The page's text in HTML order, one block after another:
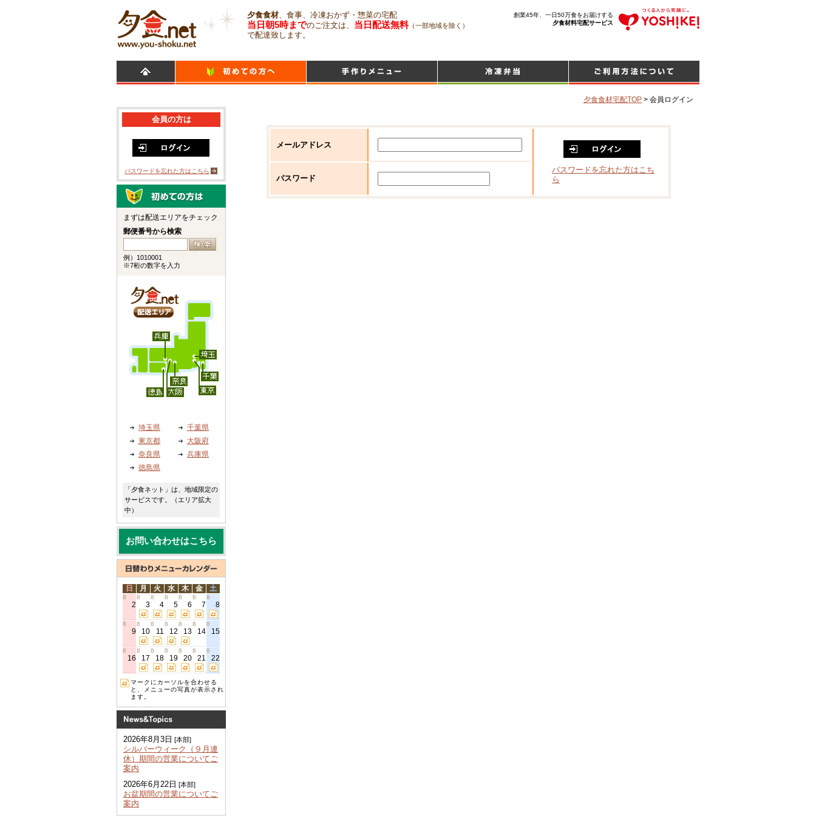
夕食食材、食事、冷凍おかず・惣菜の宅配
当日朝5時までのご注文は、 当日配送無料（一部地域を除く）
で配達致します。
創業45年、一日50万食をお届けする
夕食材料宅配サービス
夕食食材宅配TOP > 会員ログイン
メールアドレス
パスワードを忘れた方はこち
ら
パスワード
会員の方は
パスワードを忘れた方はこちら
まずは配送エリアをチェック
郵便番号から検索
例）1010001
※7桁の数字を入力
埼玉県
千葉県
東京都
大阪府
奈良県
兵庫県
徳島県
「夕食ネット」は、地域限定の
サービスです。（エリア拡大
中）
お問い合わせはこちら
日 月 火 水 木 金 土
8
2
8
3
8
4
8
5
8
6
8
7
8
8
8
9
8
10
8
11
8
12
8
13
8
14
8
15
8
16
8
17
8
18
8
19
8
20
8
21
8
22
マークにカーソルを合わせる
と、メニューの写真が表示され
ます。
2026年8月3日 [本部]
シルバーウィーク（９月連
休）期間の営業についてご
案内
2026年6月22日 [本部]
お盆期間の営業についてご
案内